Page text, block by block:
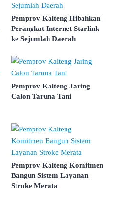
Pemprov Kalteng Hibahkan
Perangkat Internet Starlink
ke Sejumlah Daerah
Pemprov Kalteng Jaring
Calon Taruna Tani
Pemprov Kalteng Komitmen
Bangun Sistem Layanan
Stroke Merata